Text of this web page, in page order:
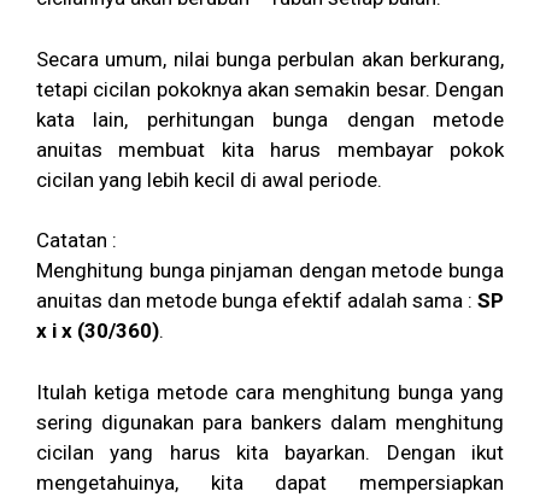
Secara umum, nilai bunga perbulan akan berkurang,
tetapi cicilan pokoknya akan semakin besar. Dengan
kata lain, perhitungan bunga dengan metode
anuitas membuat kita harus membayar pokok
cicilan yang lebih kecil di awal periode.
Catatan :
Menghitung bunga pinjaman dengan metode bunga
anuitas dan metode bunga efektif adalah sama : SP
x i x (30/360).
Itulah ketiga metode cara menghitung bunga yang
sering digunakan para bankers dalam menghitung
cicilan yang harus kita bayarkan. Dengan ikut
mengetahuinya, kita dapat mempersiapkan